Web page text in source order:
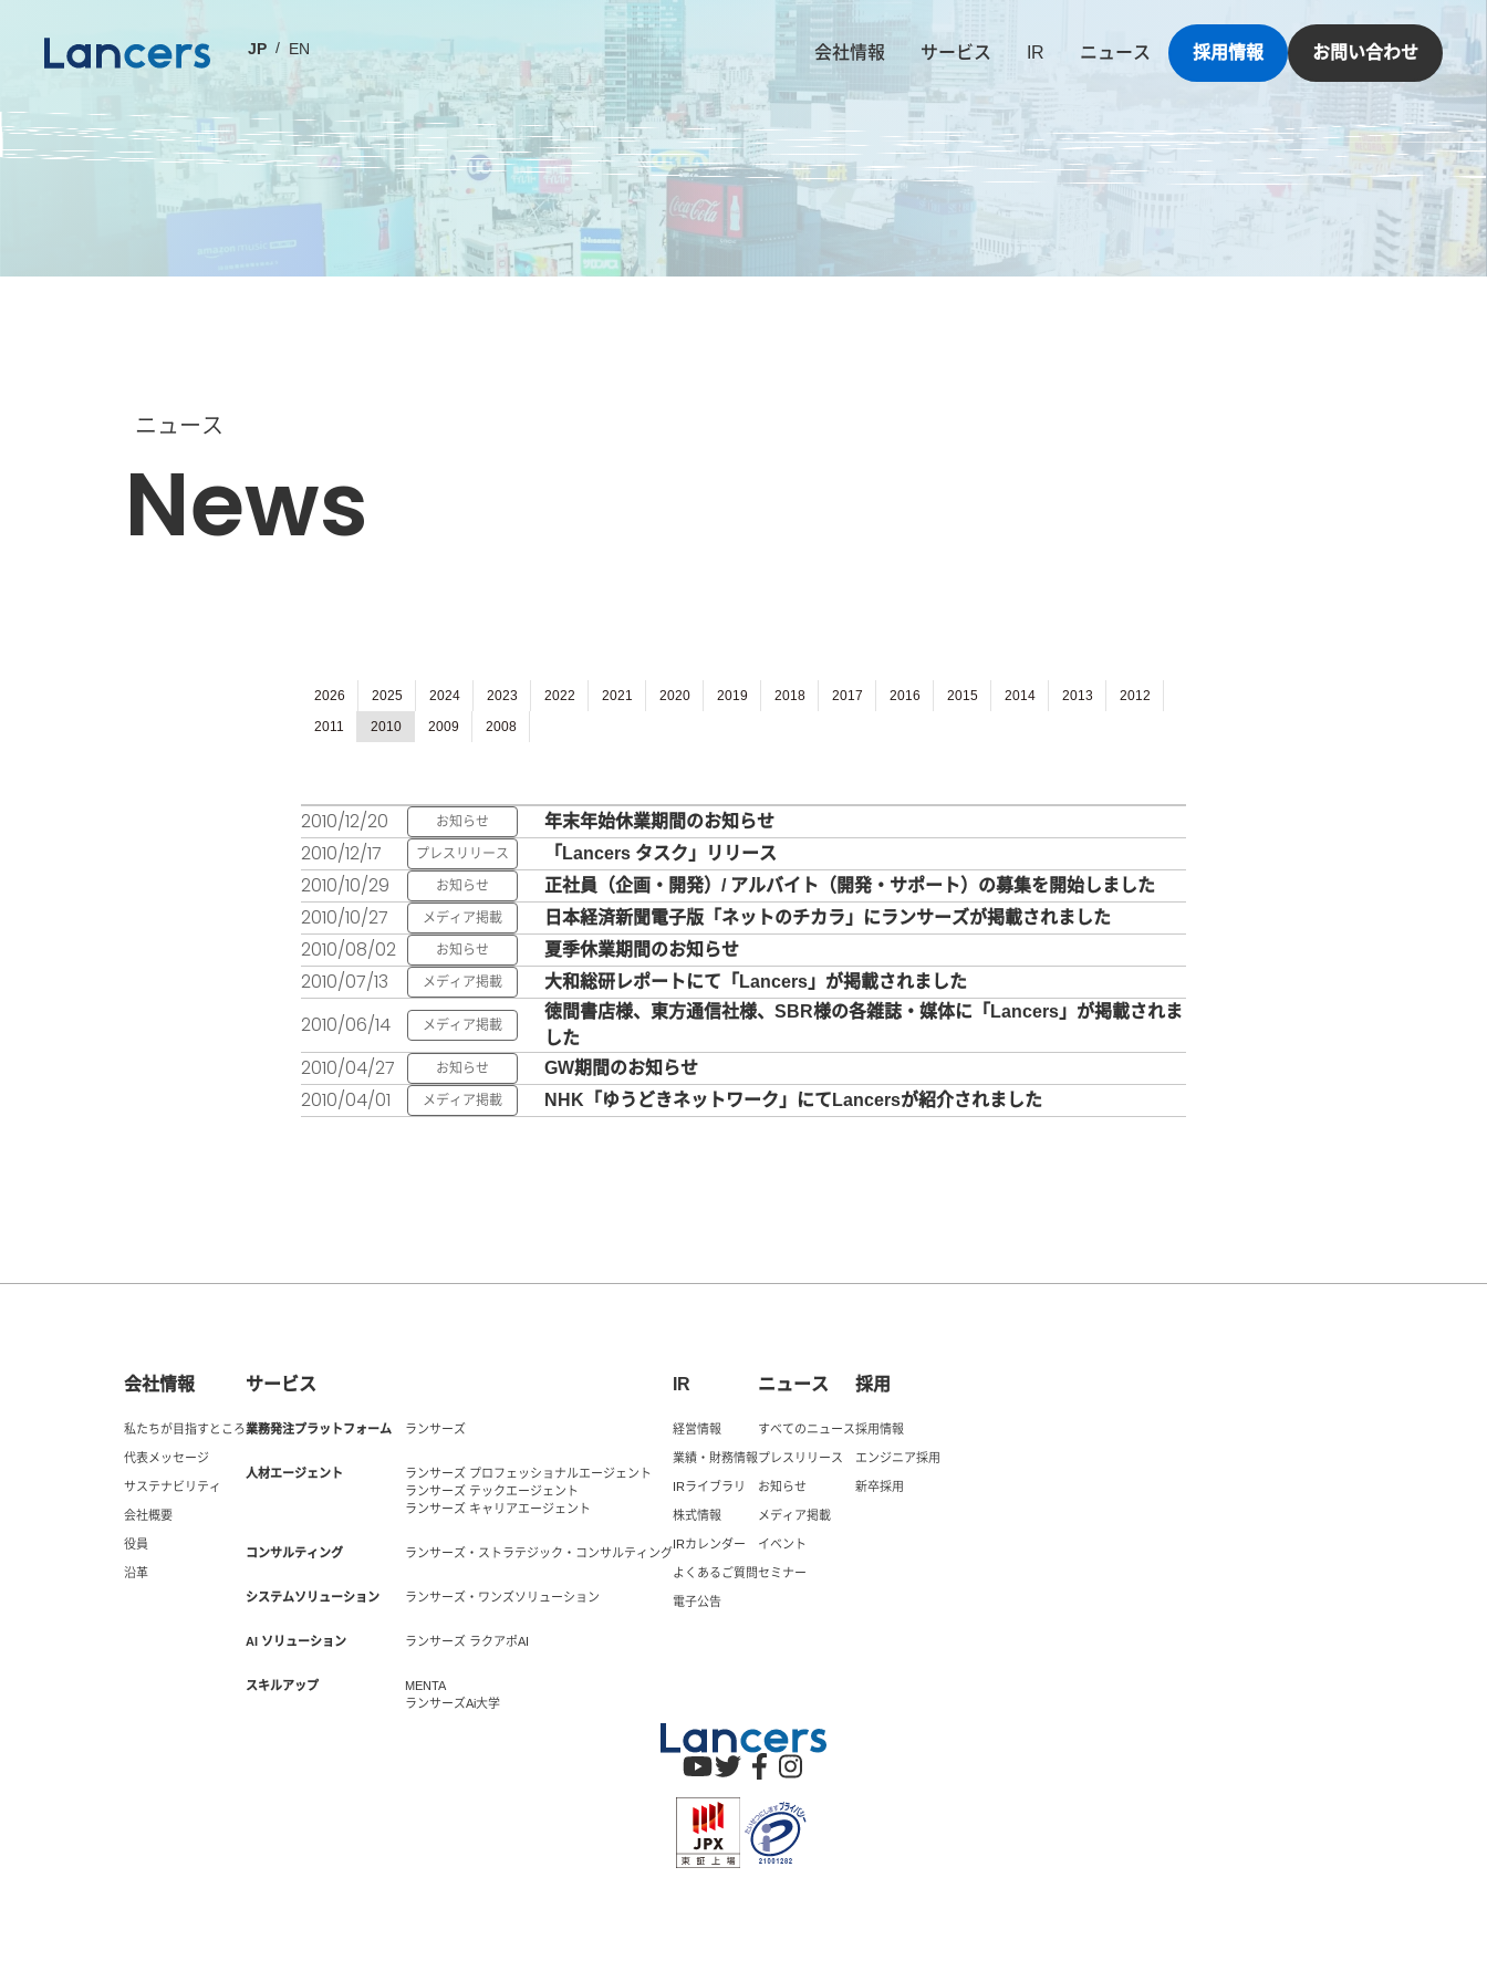
JP EN 会社情報 サービス IR ニュース 採用情報 お問い合わせ
ニュース
News
2026 2025 2024 2023 2022 2021 2020 2019 2018 2017 2016 2015 2014 2013
2012
2011
2010 2009 2008
2010/12/20 お知らせ 年末年始休業期間のお知らせ
2010/12/17 プレスリリース 「Lancers タスク」リリース
2010/10/29 お知らせ 正社員（企画・開発）/ アルバイト（開発・サポート）の募集を開始しました
2010/10/27 メディア掲載 日本経済新聞電子版「ネットのチカラ」にランサーズが掲載されました
2010/08/02 お知らせ 夏季休業期間のお知らせ
2010/07/13 メディア掲載 大和総研レポートにて「Lancers」が掲載されました
2010/06/14 メディア掲載
徳間書店様、東方通信社様、SBR様の各雑誌・媒体に「Lancers」が掲載されま
した
2010/04/27 お知らせ GW期間のお知らせ
2010/04/01 メディア掲載 NHK「ゆうどきネットワーク」にてLancersが紹介されました
会社情報
私たちが目指すところ
代表メッセージ
サステナビリティ
会社概要
役員
沿革
サービス
業務発注プラットフォーム ランサーズ
人材エージェント
ランサーズ プロフェッショナルエージェント
ランサーズ テックエージェント
ランサーズ キャリアエージェント
コンサルティング ランサーズ・ストラテジック・コンサルティング
システムソリューション ランサーズ・ワンズソリューション
AI ソリューション ランサーズ ラクアポAI
スキルアップ
MENTA
ランサーズAi大学
IR
経営情報
業績・財務情報
IRライブラリ
株式情報
IRカレンダー
よくあるご質問
電子公告
ニュース
すべてのニュース
プレスリリース
お知らせ
メディア掲載
イベント
セミナー
採用
採用情報
エンジニア採用
新卒採用